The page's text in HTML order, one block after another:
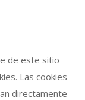
de este sitio
Las cookies
directamente